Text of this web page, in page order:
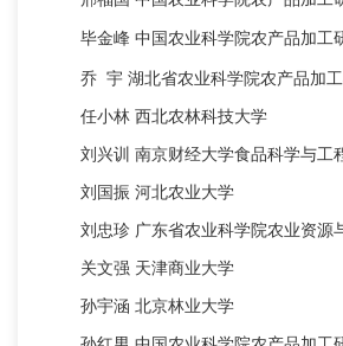
毕金峰 中国农业科学院农产品加工
乔 宇 湖北省农业科学院农产品加
任小林 西北农林科技大学
刘兴训 南京财经大学食品科学与工
刘国振 河北农业大学
刘忠珍 广东省农业科学院农业资源
关文强 天津商业大学
孙宇涵 北京林业大学